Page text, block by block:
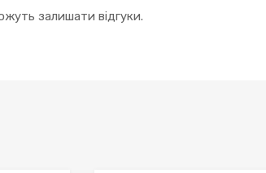
залишати відгуки.